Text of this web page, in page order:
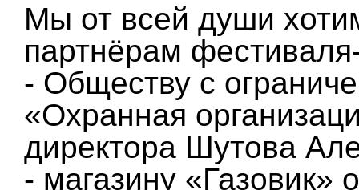
Мы от всей души
партнёрам
- Обществу с
«Охранная
директора Шутова
- магазину «Газовик»